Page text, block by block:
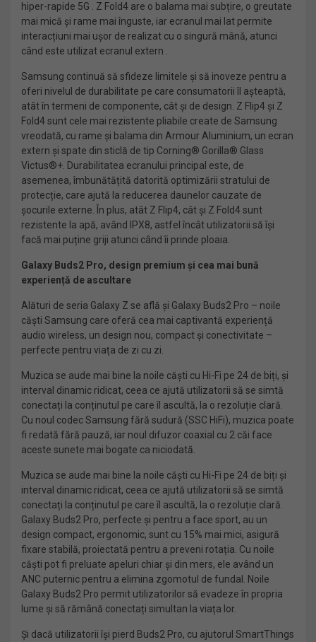
hiper-rapide 5G . Z Fold4 are o balama mai subțire, o greutate
mai mică și rame mai înguste, iar ecranul mai lat permite
interacțiuni mai ușor de realizat cu o singură mână, atunci
când este utilizat ecranul extern .
Samsung continuă să sfideze limitele și să inoveze pentru a
oferi nivelul de durabilitate pe care consumatorii îl așteaptă,
atât în termeni de componente, cât și de design. Z Flip4 și Z
Fold4 sunt cele mai rezistente pliabile create de Samsung
vreodată, cu rame și balama din Armour Aluminium, un ecran
extern și spate din sticlă de tip Corning® Gorilla® Glass
Victus®+. Durabilitatea ecranului principal este, de
asemenea, îmbunătățită datorită optimizării stratului de
protecție, care ajută la reducerea daunelor cauzate de
șocurile externe. În plus, atât Z Flip4, cât și Z Fold4 sunt
rezistente la apă, având IPX8, astfel încât utilizatorii să își
facă mai puține griji atunci când îi prinde ploaia.
Galaxy Buds2 Pro, design premium și cea mai bună
experiență de ascultare
Alături de seria Galaxy Z se află și Galaxy Buds2 Pro – noile
căști Samsung care oferă cea mai captivantă experiență
audio wireless, un design nou, compact și conectivitate –
perfecte pentru viața de zi cu zi.
Muzica se aude mai bine la noile căști cu Hi-Fi pe 24 de biți, și
interval dinamic ridicat, ceea ce ajută utilizatorii să se simtă
conectați la conținutul pe care îl ascultă, la o rezoluție clară.
Cu noul codec Samsung fără sudură (SSC HiFi), muzica poate
fi redată fără pauză, iar noul difuzor coaxial cu 2 căi face
aceste sunete mai bogate ca niciodată.
Muzica se aude mai bine la noile căști cu Hi-Fi pe 24 de biți și
interval dinamic ridicat, ceea ce ajută utilizatorii să se simtă
conectați la conținutul pe care îl ascultă, la o rezoluție clară.
Galaxy Buds2 Pro, perfecte și pentru a face sport, au un
design compact, ergonomic, sunt cu 15% mai mici, asigură
fixare stabilă, proiectată pentru a preveni rotația. Cu noile
căști pot fi preluate apeluri chiar și din mers, ele având un
ANC puternic pentru a elimina zgomotul de fundal. Noile
Galaxy Buds2 Pro permit utilizatorilor să evadeze în propria
lume și să rămână conectați simultan la viața lor.
Și dacă utilizatorii își pierd Buds2 Pro, cu ajutorul SmartThings